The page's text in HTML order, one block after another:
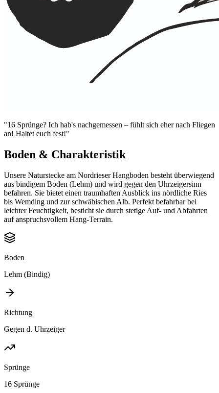
"16 Sprünge? Ich hab's nachgemessen – fühlt sich eher nach Fliegen
an! Haltet euch fest!"
Boden & Charakteristik
Unsere Naturstecke am Nordrieser Hangboden besteht überwiegend
aus bindigem Boden (Lehm) und wird gegen den Uhrzeigersinn
befahren. Sie bietet einen traumhaften Ausblick ins nördliche Ries
bis Wemding und zur schwäbischen Alb. Perfekt befahrbar bei
leichter Feuchtigkeit, besticht sie durch stetige Auf- und Abfahrten
auf anspruchsvollem Hang-Terrain.
Boden
Lehm (Bindig)
Richtung
Gegen d. Uhrzeiger
Sprünge
16 Sprünge